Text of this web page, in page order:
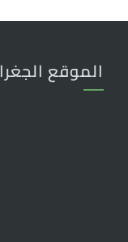
الموقع